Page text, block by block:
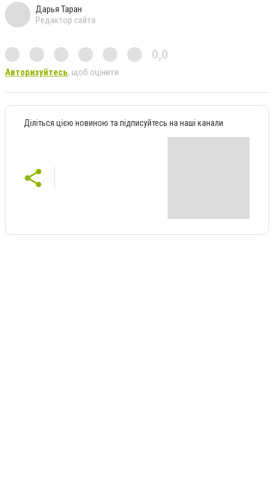
Дарья Таран
Редактор сайта
0,0
Авторизуйтесь, щоб оцінити
Діліться цією новиною та підписуйтесь на наші канали